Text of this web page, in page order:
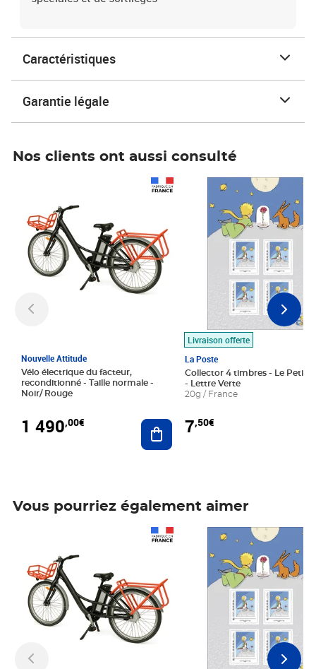
Caractéristiques
Garantie légale
Nos clients ont aussi consulté
Nouvelle Attitude
Vélo électrique du facteur,
reconditionné - Taille normale -
Noir/ Rouge
1 490,00€ Ajouter au panier
Livraison offerte
La Poste
Collector 4 timbres - Le Petit
- Lettre Verte
20g / France
7,50€
Prix 7,50€
Vous pourriez également aimer
Prix 7,50€